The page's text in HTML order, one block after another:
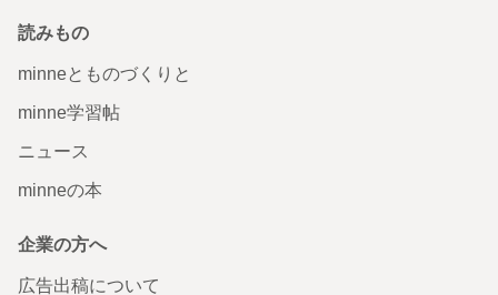
読みもの
minneとものづくりと
minne学習帖
ニュース
minneの本
企業の方へ
広告出稿について